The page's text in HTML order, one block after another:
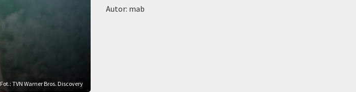
Autor: mab
Fot.: TVN Warner Bros. Discovery